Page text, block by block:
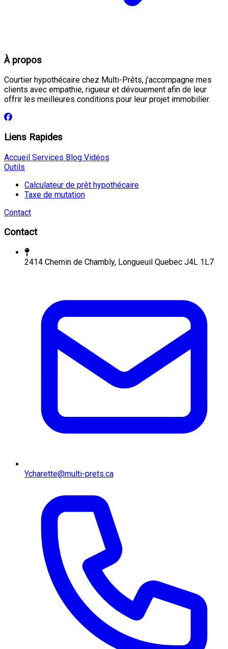
À propos
Courtier hypothécaire chez Multi-Prêts, j’accompagne mes
clients avec empathie, rigueur et dévouement afin de leur
offrir les meilleures conditions pour leur projet immobilier.
Liens Rapides
Accueil Services Blog Vidéos
Outils
Calculateur de prêt hypothécaire
Taxe de mutation
Contact
Contact
2414 Chemin de Chambly, Longueuil Quebec J4L 1L7
Ycharette@multi-prets.ca